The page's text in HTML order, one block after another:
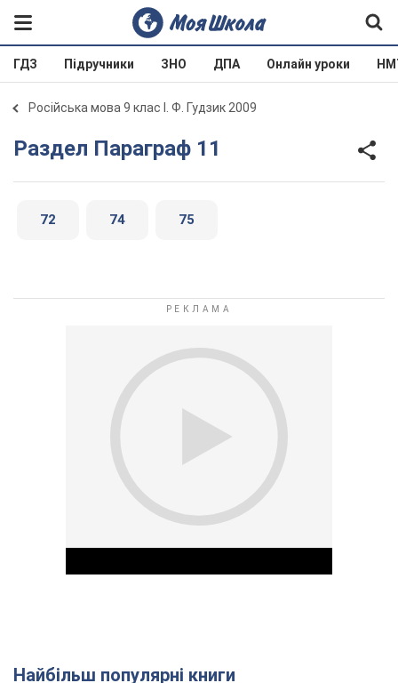
ГДЗ Підручники ЗНО ДПА Онлайн уроки
Російська мова 9 клас І. Ф. Гудзик 2009
Раздел Параграф 11
72 74 75
Найбільш популярні книги